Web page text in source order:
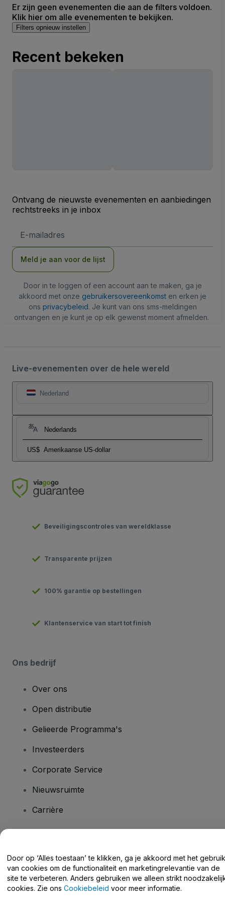
Er zijn geen evenementen die aan de filters voldoen.
Klik hier om alle evenementen te bekijken.
Filters opnieuw instellen
Recent bekeken
Ontvang de nieuwste evenementen en aanbiedingen
rechtstreeks in je inbox
mailadres
Meld je aan voor de lijst
Door in te loggen of een account aan te maken, ga je
akkoord met onze gebruikersovereenkomst en erken je
ons privacybeleid. Je kunt van ons sms-meldingen
ontvangen en je kunt je op elk gewenst moment afmelden.
Live-evenementen over de hele wereld
Nederland
Nederlands
US$ Amerikaanse US-dollar
Beveiligingscontroles van wereldklasse
Transparente prijzen
100% garantie op bestellingen
Klantenservice van start tot finish
Ons bedrijf
Over ons
Open distributie
Gelieerde Programma's
Investeerders
Corporate Service
Nieuwsruimte
Carrière
Helpcentrum / Neem Contact Met Ons Op
Door op ‘Alles toestaan’ te klikken, ga je akkoord met het gebruik
van cookies om de functionaliteit en marketingrelevantie van de
site te verbeteren. Anders gebruiken we alleen strikt
cookies. Zie ons Cookiebeleid voor meer informatie.